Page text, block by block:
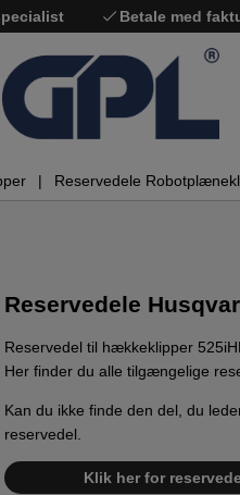
Betale med
Reservedele
Reservedele
Reservedel til hækkeklipper
Her finder du alle tilgængelige
Kan du ikke finde den del, du
reservedel.
Klik her for